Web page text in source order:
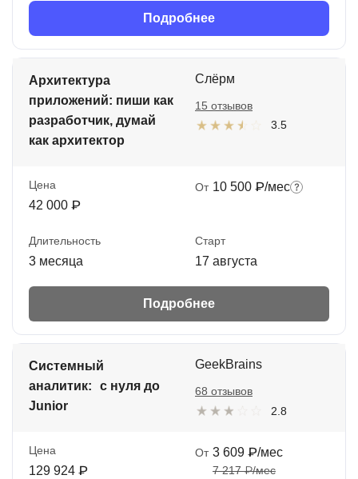
Подробнее
Архитектура
приложений: пиши как
разработчик, думай
как архитектор
Слёрм
3.5
15 отзывов
Цена
42 000 ₽
От 10 500 ₽/мес
Длительность
3 месяца
Старт
17 августа
Подробнее
Системный
аналитик: с нуля до
Junior
GeekBrains
2.8
68 отзывов
Цена
129 924 ₽
От 3 609 ₽/мес
7 217 ₽/мес